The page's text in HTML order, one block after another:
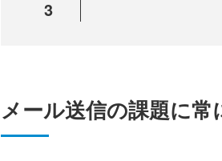
3
メール送信の課題に